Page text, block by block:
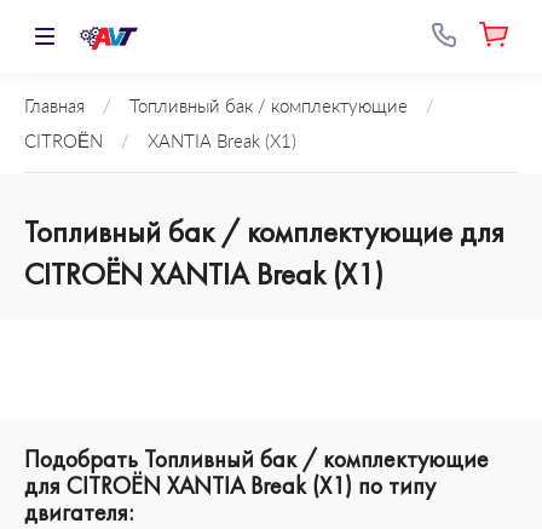
Главная / Топливный бак / комплектующие
/
CITROËN
/ XANTIA Break (X1)
Топливный бак / комплектующие для
CITROËN XANTIA Break (X1)
Подобрать Топливный бак / комплектующие
для CITROËN XANTIA Break (X1) по типу
двигателя: